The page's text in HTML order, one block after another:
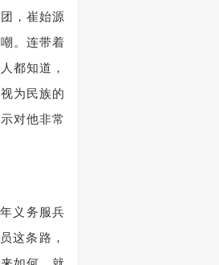
，崔始源
。连带着
都知道，
为民族的
对他非常
义务服兵
这条路，